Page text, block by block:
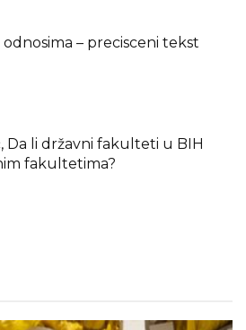
– precisceni tekst
Da li državni fakulteti u BIH
fakultetima?